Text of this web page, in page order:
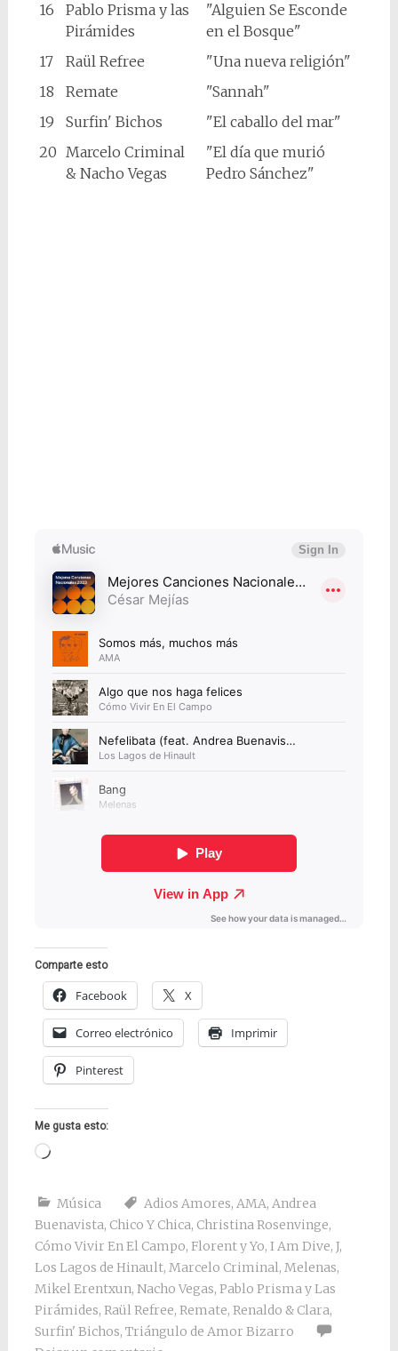
16
Pablo Prisma y las
Pirámides
"Alguien Se Esconde
en el Bosque"
17
Raül Refree
"Una nueva religión"
18
Remate
"Sannah"
19
Surfin' Bichos
"El caballo del mar"
20 Marcelo Criminal
& Nacho Vegas
"El día que murió
Pedro Sánchez"
Comparte esto
Facebook X
Correo electrónico Imprimir
Pinterest
Me gusta esto:
Cargando...
Música Adios Amores, AMA, Andrea
Buenavista, Chico Y Chica, Christina Rosenvinge,
Cómo Vivir En El Campo, Florent y Yo, I Am Dive, J,
Los Lagos de Hinault, Marcelo Criminal, Melenas,
Mikel Erentxun, Nacho Vegas, Pablo Prisma y Las
Pirámides, Raül Refree, Remate, Renaldo & Clara,
Surfin' Bichos, Triángulo de Amor Bizarro